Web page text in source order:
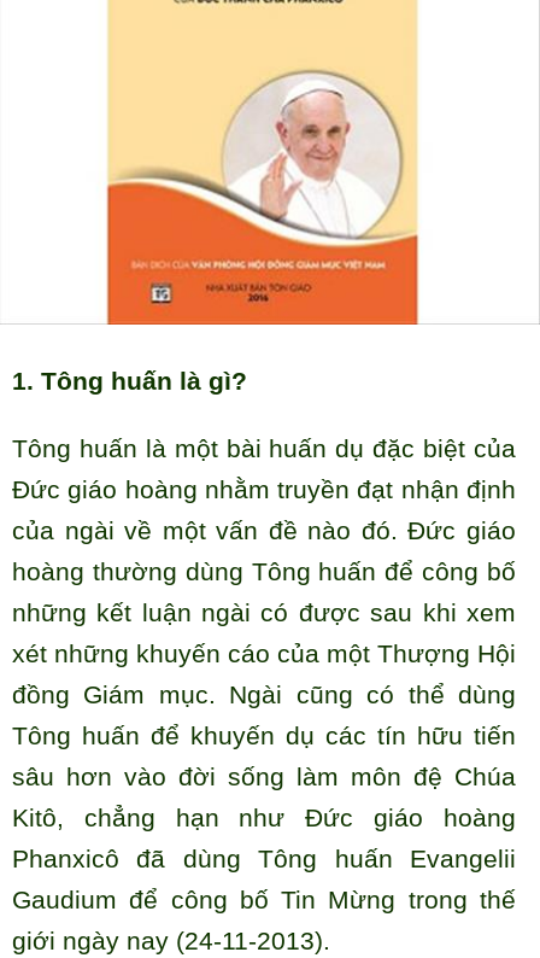
1. Tông huấn là gì?
Tông huấn là một bài huấn dụ đặc biệt của
Đức giáo hoàng nhằm truyền đạt nhận định
của ngài về một vấn đề nào đó. Đức giáo
hoàng thường dùng Tông huấn để công bố
những kết luận ngài có được sau khi xem
xét những khuyến cáo của một Thượng Hội
đồng Giám mục. Ngài cũng có thể dùng
Tông huấn để khuyến dụ các tín hữu tiến
sâu hơn vào đời sống làm môn đệ Chúa
Kitô, chẳng hạn như Đức giáo hoàng
Phanxicô đã dùng Tông huấn Evangelii
Gaudium để công bố Tin Mừng trong thế
giới ngày nay (24-11-2013).